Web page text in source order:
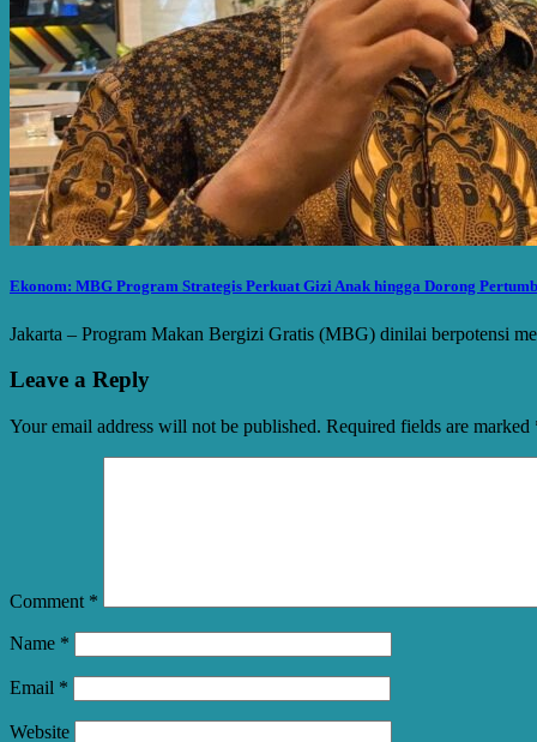
Ekonom: MBG Program Strategis Perkuat Gizi Anak hingga Dorong
Jakarta – Program Makan Bergizi Gratis (MBG) dinilai berpotensi
Leave a Reply
Your email address will not be published. Required fields are marked
Comment *
Name *
Email *
Website